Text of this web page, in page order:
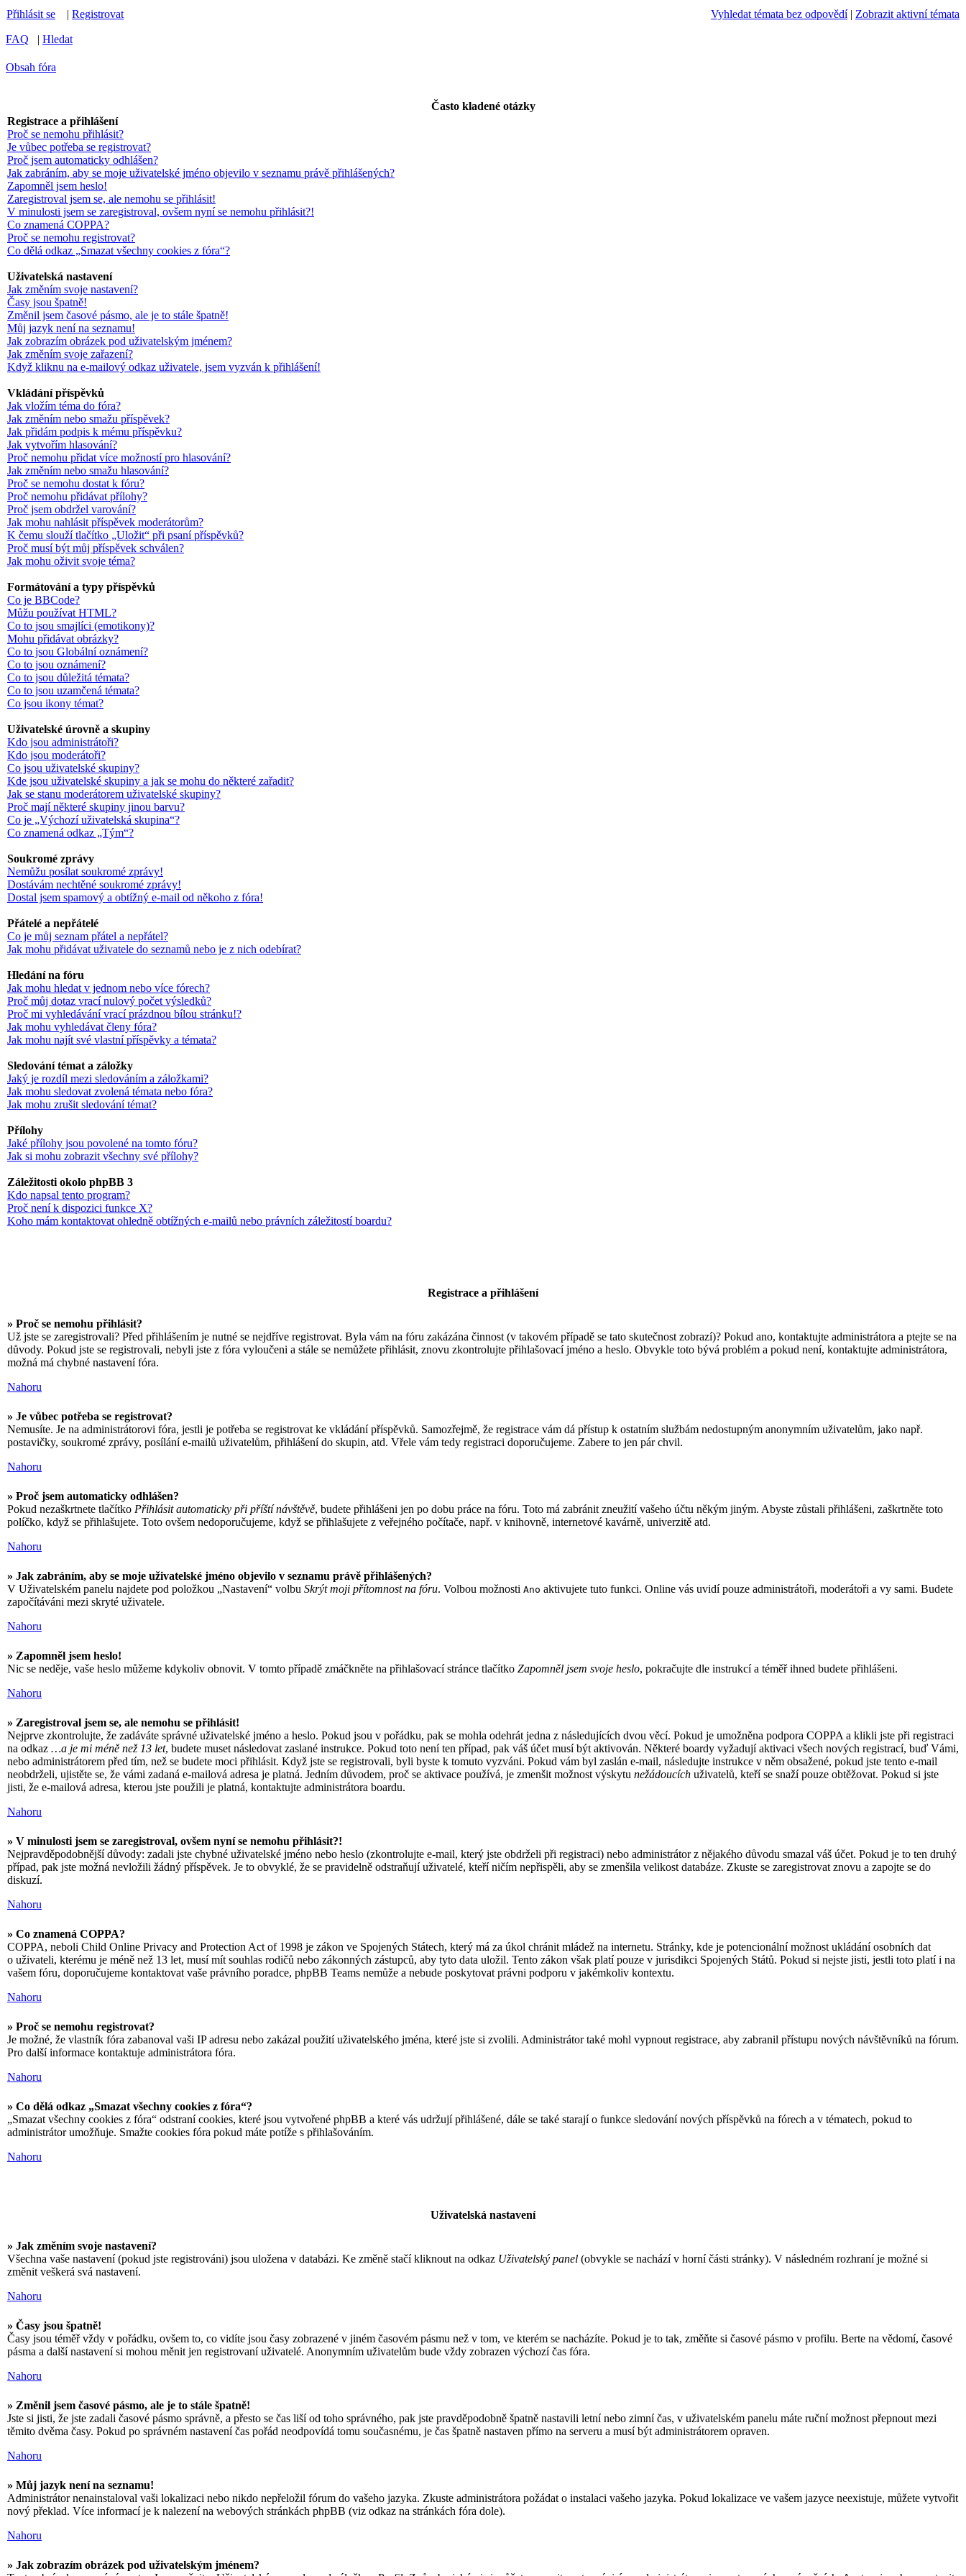
Přihlásit se | Registrovat Vyhledat témata bez odpovědí| Zobrazit aktivní témata
FAQ | Hledat
Obsah fóra
Často kladené otázky
Registrace a přihlášení
Proč se nemohu přihlásit?
Je vůbec potřeba se registrovat?
Proč jsem automaticky odhlášen?
Jak zabráním, aby se moje uživatelské jméno objevilo v seznamu právě přihlášených?
Zapomněl jsem heslo!
Zaregistroval jsem se, ale nemohu se přihlásit!
V minulosti jsem se zaregistroval, ovšem nyní se nemohu přihlásit?!
Co znamená COPPA?
Proč se nemohu registrovat?
Co dělá odkaz „Smazat všechny cookies z fóra“?
Uživatelská nastavení
Jak změním svoje nastavení?
Časy jsou špatně!
Změnil jsem časové pásmo, ale je to stále špatně!
Můj jazyk není na seznamu!
Jak zobrazím obrázek pod uživatelským jménem?
Jak změním svoje zařazení?
Když kliknu na e-mailový odkaz uživatele, jsem vyzván k přihlášení!
Vkládání příspěvků
Jak vložím téma do fóra?
Jak změním nebo smažu příspěvek?
Jak přidám podpis k mému příspěvku?
Jak vytvořím hlasování?
Proč nemohu přidat více možností pro hlasování?
Jak změním nebo smažu hlasování?
Proč se nemohu dostat k fóru?
Proč nemohu přidávat přílohy?
Proč jsem obdržel varování?
Jak mohu nahlásit příspěvek moderátorům?
K čemu slouží tlačítko „Uložit“ při psaní příspěvků?
Proč musí být můj příspěvek schválen?
Jak mohu oživit svoje téma?
Formátování a typy příspěvků
Co je BBCode?
Můžu používat HTML?
Co to jsou smajlíci (emotikony)?
Mohu přidávat obrázky?
Co to jsou Globální oznámení?
Co to jsou oznámení?
Co to jsou důležitá témata?
Co to jsou uzamčená témata?
Co jsou ikony témat?
Uživatelské úrovně a skupiny
Kdo jsou administrátoři?
Kdo jsou moderátoři?
Co jsou uživatelské skupiny?
Kde jsou uživatelské skupiny a jak se mohu do některé zařadit?
Jak se stanu moderátorem uživatelské skupiny?
Proč mají některé skupiny jinou barvu?
Co je „Výchozí uživatelská skupina“?
Co znamená odkaz „Tým“?
Soukromé zprávy
Nemůžu posílat soukromé zprávy!
Dostávám nechtěné soukromé zprávy!
Dostal jsem spamový a obtížný e-mail od někoho z fóra!
Přátelé a nepřátelé
Co je můj seznam přátel a nepřátel?
Jak mohu přidávat uživatele do seznamů nebo je z nich odebírat?
Hledání na fóru
Jak mohu hledat v jednom nebo více fórech?
Proč můj dotaz vrací nulový počet výsledků?
Proč mi vyhledávání vrací prázdnou bílou stránku!?
Jak mohu vyhledávat členy fóra?
Jak mohu najít své vlastní příspěvky a témata?
Sledování témat a záložky
Jaký je rozdíl mezi sledováním a záložkami?
Jak mohu sledovat zvolená témata nebo fóra?
Jak mohu zrušit sledování témat?
Přílohy
Jaké přílohy jsou povolené na tomto fóru?
Jak si mohu zobrazit všechny své přílohy?
Záležitosti okolo phpBB 3
Kdo napsal tento program?
Proč není k dispozici funkce X?
Koho mám kontaktovat ohledně obtížných e-mailů nebo právních záležitostí boardu?
Registrace a přihlášení
» Proč se nemohu přihlásit?
Už jste se zaregistrovali? Před přihlášením je nutné se nejdříve registrovat. Byla vám na fóru zakázána činnost (v takovém případě se tato skutečnost zobrazí)? Pokud ano, kontaktujte administrátora a ptejte se na
důvody. Pokud jste se registrovali, nebyli jste z fóra vyloučeni a stále se nemůžete přihlásit, znovu zkontrolujte přihlašovací jméno a heslo. Obvykle toto bývá problém a pokud není, kontaktujte administrátora,
možná má chybné nastavení fóra.
Nahoru
» Je vůbec potřeba se registrovat?
Nemusíte. Je na administrátorovi fóra, jestli je potřeba se registrovat ke vkládání příspěvků. Samozřejmě, že registrace vám dá přístup k ostatním službám nedostupným anonymním uživatelům, jako např.
postavičky, soukromé zprávy, posílání e-mailů uživatelům, přihlášení do skupin, atd. Vřele vám tedy registraci doporučujeme. Zabere to jen pár chvil.
Nahoru
» Proč jsem automaticky odhlášen?
Pokud nezaškrtnete tlačítko Přihlásit automaticky při příští návštěvě, budete přihlášeni jen po dobu práce na fóru. Toto má zabránit zneužití vašeho účtu někým jiným. Abyste zůstali přihlášeni, zaškrtněte toto
políčko, když se přihlašujete. Toto ovšem nedoporučujeme, když se přihlašujete z veřejného počítače, např. v knihovně, internetové kavárně, univerzitě atd.
Nahoru
» Jak zabráním, aby se moje uživatelské jméno objevilo v seznamu právě přihlášených?
V Uživatelském panelu najdete pod položkou „Nastavení“ volbu Skrýt moji přítomnost na fóru. Volbou možnosti Ano aktivujete tuto funkci. Online vás uvidí pouze administrátoři, moderátoři a vy sami. Budete
započítáváni mezi skryté uživatele.
Nahoru
» Zapomněl jsem heslo!
Nic se neděje, vaše heslo můžeme kdykoliv obnovit. V tomto případě zmáčkněte na přihlašovací stránce tlačítko Zapomněl jsem svoje heslo, pokračujte dle instrukcí a téměř ihned budete přihlášeni.
Nahoru
» Zaregistroval jsem se, ale nemohu se přihlásit!
Nejprve zkontrolujte, že zadáváte správné uživatelské jméno a heslo. Pokud jsou v pořádku, pak se mohla odehrát jedna z následujících dvou věcí. Pokud je umožněna podpora COPPA a klikli jste při registraci
na odkaz …a je mi méně než 13 let, budete muset následovat zaslané instrukce. Pokud toto není ten případ, pak váš účet musí být aktivován. Některé boardy vyžadují aktivaci všech nových registrací, buď Vámi,
nebo administrátorem před tím, než se budete moci přihlásit. Když jste se registrovali, byli byste k tomuto vyzváni. Pokud vám byl zaslán e-mail, následujte instrukce v něm obsažené, pokud jste tento e-mail
neobdrželi, ujistěte se, že vámi zadaná e-mailová adresa je platná. Jedním důvodem, proč se aktivace používá, je zmenšit možnost výskytu nežádoucích uživatelů, kteří se snaží pouze obtěžovat. Pokud si jste
jisti, že e-mailová adresa, kterou jste použili je platná, kontaktujte administrátora boardu.
Nahoru
» V minulosti jsem se zaregistroval, ovšem nyní se nemohu přihlásit?!
Nejpravděpodobnější důvody: zadali jste chybné uživatelské jméno nebo heslo (zkontrolujte e-mail, který jste obdrželi při registraci) nebo administrátor z nějakého důvodu smazal váš účet. Pokud je to ten druhý
případ, pak jste možná nevložili žádný příspěvek. Je to obvyklé, že se pravidelně odstraňují uživatelé, kteří ničím nepřispěli, aby se zmenšila velikost databáze. Zkuste se zaregistrovat znovu a zapojte se do
diskuzí.
Nahoru
» Co znamená COPPA?
COPPA, neboli Child Online Privacy and Protection Act of 1998 je zákon ve Spojených Státech, který má za úkol chránit mládež na internetu. Stránky, kde je potencionální možnost ukládání osobních dat
o uživateli, kterému je méně než 13 let, musí mít souhlas rodičů nebo zákonných zástupců, aby tyto data uložil. Tento zákon však platí pouze v jurisdikci Spojených Států. Pokud si nejste jisti, jestli toto platí i na
vašem fóru, doporučujeme kontaktovat vaše právního poradce, phpBB Teams nemůže a nebude poskytovat právni podporu v jakémkoliv kontextu.
Nahoru
» Proč se nemohu registrovat?
Je možné, že vlastník fóra zabanoval vaši IP adresu nebo zakázal použití uživatelského jména, které jste si zvolili. Administrátor také mohl vypnout registrace, aby zabranil přístupu nových návštěvníků na fórum.
Pro další informace kontaktuje administrátora fóra.
Nahoru
» Co dělá odkaz „Smazat všechny cookies z fóra“?
„Smazat všechny cookies z fóra“ odstraní cookies, které jsou vytvořené phpBB a které vás udržují přihlášené, dále se také starají o funkce sledování nových příspěvků na fórech a v tématech, pokud to
administrátor umožňuje. Smažte cookies fóra pokud máte potíže s přihlašováním.
Nahoru
Uživatelská nastavení
» Jak změním svoje nastavení?
Všechna vaše nastavení (pokud jste registrováni) jsou uložena v databázi. Ke změně stačí kliknout na odkaz Uživatelský panel (obvykle se nachází v horní části stránky). V následném rozhraní je možné si
změnit veškerá svá nastavení.
Nahoru
» Časy jsou špatně!
Časy jsou téměř vždy v pořádku, ovšem to, co vidíte jsou časy zobrazené v jiném časovém pásmu než v tom, ve kterém se nacházíte. Pokud je to tak, změňte si časové pásmo v profilu. Berte na vědomí, časové
pásma a další nastavení si mohou měnit jen registrovaní uživatelé. Anonymním uživatelům bude vždy zobrazen výchozí čas fóra.
Nahoru
» Změnil jsem časové pásmo, ale je to stále špatně!
Jste si jisti, že jste zadali časové pásmo správně, a přesto se čas liší od toho správného, pak jste pravděpodobně špatně nastavili letní nebo zimní čas, v uživatelském panelu máte ruční možnost přepnout mezi
těmito dvěma časy. Pokud po správném nastavení čas pořád neodpovídá tomu současnému, je čas špatně nastaven přímo na serveru a musí být administrátorem opraven.
Nahoru
» Můj jazyk není na seznamu!
Administrátor nenainstaloval vaši lokalizaci nebo nikdo nepřeložil fórum do vašeho jazyka. Zkuste administrátora požádat o instalaci vašeho jazyka. Pokud lokalizace ve vašem jazyce neexistuje, můžete vytvořit
nový překlad. Více informací je k nalezení na webových stránkách phpBB (viz odkaz na stránkách fóra dole).
Nahoru
» Jak zobrazím obrázek pod uživatelským jménem?